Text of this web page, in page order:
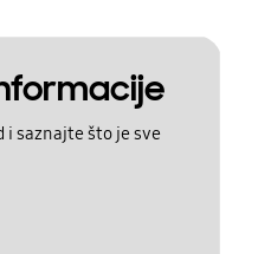
i saznajte što je sve